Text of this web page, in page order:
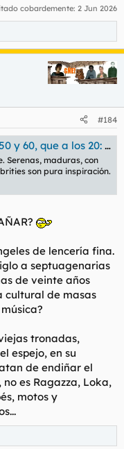
cobardemente: 2 Jun 2026
#184
los 20: así han cambiado
Serenas, maduras, con
son pura inspiración.
de lencería fina.
a septuagenarias
de veinte años
cultural de masas
tronadas,
espejo, en su
de endiñar el
es Ragazza, Loka,
motos y